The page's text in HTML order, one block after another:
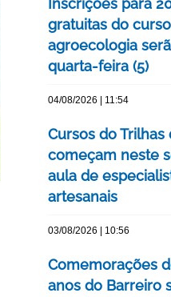
Inscrições para
gratuitas do
agroecologia
quarta-feira (5)
04/08/2026 | 11:54
Cursos do Trilhas
começam neste
aula de
artesanais
03/08/2026 | 10:56
Comemorações
anos do Barreiro